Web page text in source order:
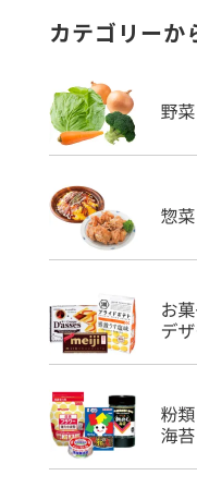
カテゴリーか